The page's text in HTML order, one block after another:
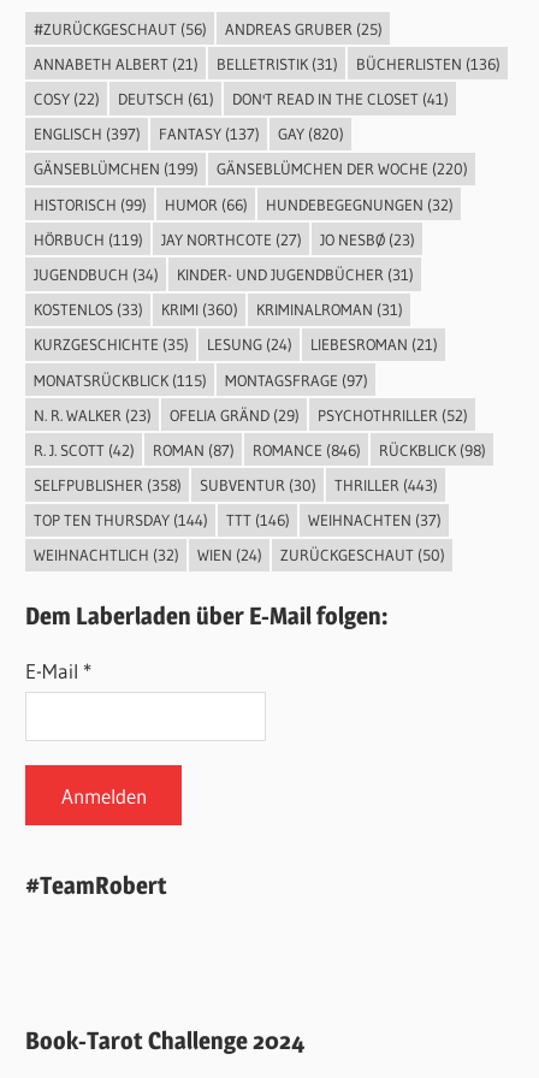
#ZURÜCKGESCHAUT(56) ANDREAS GRUBER (25)
ANNABETH ALBERT(21) BELLETRISTIK(31) BÜCHERLISTEN (136)
COSY(22) DEUTSCH (61) DON'T READ IN THE CLOSET(41)
ENGLISCH (397) FANTASY(137) GAY(820)
GÄNSEBLÜMCHEN (199) GÄNSEBLÜMCHEN DER WOCHE (220)
HISTORISCH (99) HUMOR (66) HUNDEBEGEGNUNGEN (32)
HÖRBUCH (119) JAY NORTHCOTE (27) JO NESBØ(23)
JUGENDBUCH (34) KINDER- UND JUGENDBÜCHER (31)
KOSTENLOS(33) KRIMI(360) KRIMINALROMAN (31)
KURZGESCHICHTE (35) LESUNG(24) LIEBESROMAN (21)
MONATSRÜCKBLICK(115) MONTAGSFRAGE (97)
N. R. WALKER (23) OFELIA GRÄND(29) PSYCHOTHRILLER (52)
R. J. SCOTT(42) ROMAN (87) ROMANCE (846) RÜCKBLICK(98)
SELFPUBLISHER (358) SUBVENTUR (30) THRILLER (443)
TOP TEN THURSDAY(144) TTT(146) WEIHNACHTEN (37)
WEIHNACHTLICH (32) WIEN (24) ZURÜCKGESCHAUT(50)
Dem Laberladen über E-Mail folgen:
E-Mail *
#TeamRobert
Book-Tarot Challenge 2024